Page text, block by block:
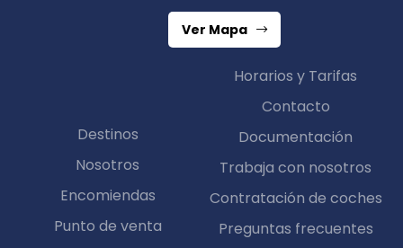
Ver Mapa
Destinos
Nosotros
Encomiendas
Punto de venta
Horarios y Tarifas
Contacto
Documentación
Trabaja con nosotros
Contratación de coches
Preguntas frecuentes